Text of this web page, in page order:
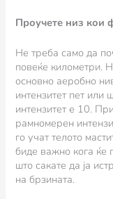
Проучете низ кои
Не треба само да
повеќе километри.
основно аеробно
интензитет пет или
интензитет е 10.
рамномерен
го учат телото
биде важно кога ќе
што сакате да ја
на брзината.